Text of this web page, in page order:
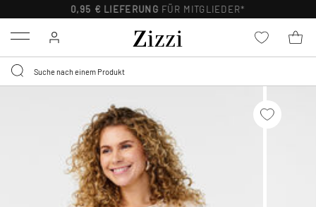
0,95 € LIEFERUNG FÜR MITGLIEDER*
Menu